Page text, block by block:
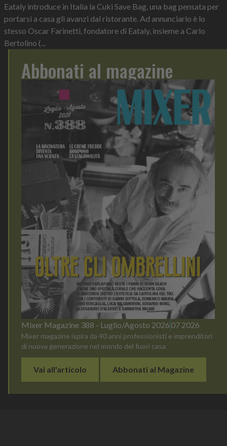
Eataly introduce in Italia la Cuki Save Bag, una bag pensata per
portarsi a casa gli avanzi dal ristorante. Ad annunciarlo è lo
stesso Oscar Farinetti, fondatore di Eataly, insieme a Carlo
Bertolino (...
Abbonati al magazine
Mixer Magazine 388 - Luglio/Agosto 2026 07 2026
Mixer magazine ispira da 40 anni professionisti e imprenditori
di nuova generazione nel mondo del fuori casa
Vai all'articolo Abbonati al Magazine